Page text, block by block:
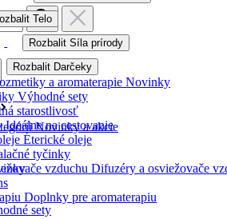
Telo
Rozbalit Síla prírody
Rozbalit Darčeky
Novinky
Výhodné sety
starostlivosť
Ideálne na cestovanie
Éterické oleje
tyčinky
Difuzéry a osviežovače
Doplnky pre aromaterapiu
oleje
Novinky a akcie
sety